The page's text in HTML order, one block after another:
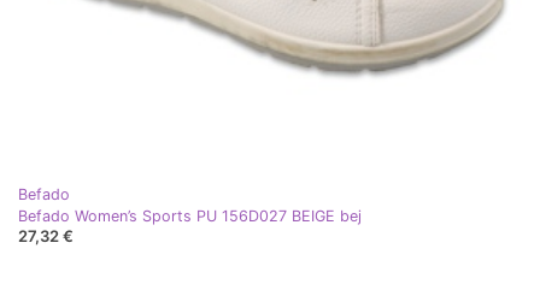
Befado
Befado Women’s Sports PU 156D027 BEIGE bej
27,32 €